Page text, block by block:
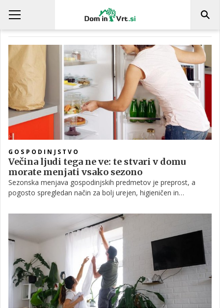
ZIMA
GOSPODINJSTVO
Večina ljudi tega ne ve: te stvari v domu
morate menjati vsako sezono
Sezonska menjava gospodinjskih predmetov je preprost, a
pogosto spregledan način za bolj urejen, higieničen in
naberejo stvari, ki se obrabijo, izgubijo učinkovitost ali
preprosto niso več primerne za uporabo. Redna sezonska
rotacija pomaga, da pravočasno preverimo, kaj je še uporabno,
kaj je treba očistiti in kaj zamenjati.